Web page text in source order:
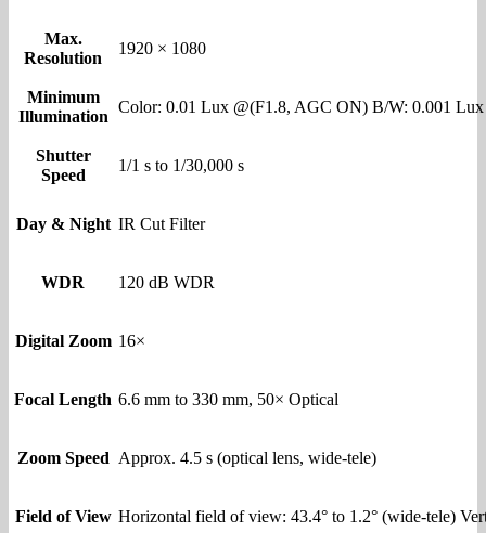
Max.
Resolution
1920 × 1080
Minimum
Illumination
Color: 0.01 Lux @(F1.8, AGC ON) B/W: 0.001
Shutter
Speed
1/1 s to 1/30,000 s
Day & Night IR Cut Filter
WDR 120 dB WDR
Digital Zoom 16×
Focal Length 6.6 mm to 330 mm, 50× Optical
Zoom Speed Approx. 4.5 s (optical lens, wide-tele)
Field of View Horizontal field of view: 43.4° to 1.2° (wide-tele)